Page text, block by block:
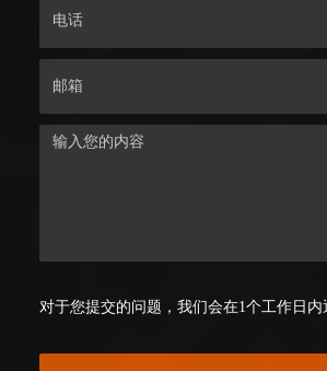
对于您提交的问题，我们会在1个工作日